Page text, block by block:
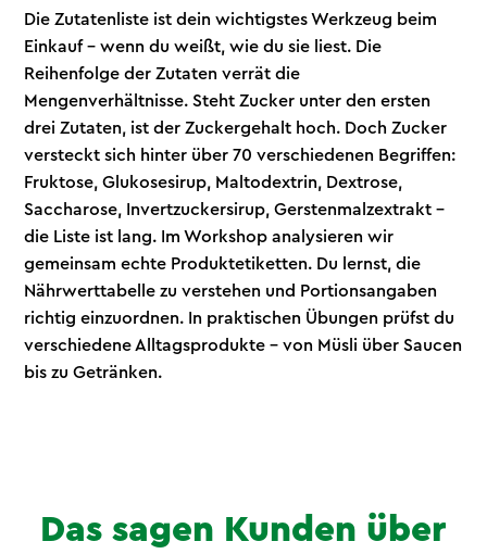
Die Zutatenliste ist dein wichtigstes Werkzeug beim
Einkauf – wenn du weißt, wie du sie liest. Die
Reihenfolge der Zutaten verrät die
Mengenverhältnisse. Steht Zucker unter den ersten
drei Zutaten, ist der Zuckergehalt hoch. Doch Zucker
versteckt sich hinter über 70 verschiedenen Begriffen:
Fruktose, Glukosesirup, Maltodextrin, Dextrose,
Saccharose, Invertzuckersirup, Gerstenmalzextrakt –
die Liste ist lang. Im Workshop analysieren wir
gemeinsam echte Produktetiketten. Du lernst, die
Nährwerttabelle zu verstehen und Portionsangaben
richtig einzuordnen. In praktischen Übungen prüfst du
verschiedene Alltagsprodukte – von Müsli über Saucen
bis zu Getränken.
Das sagen Kunden über